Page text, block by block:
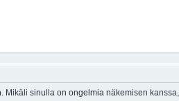
sinulla on ongelmia näkemisen